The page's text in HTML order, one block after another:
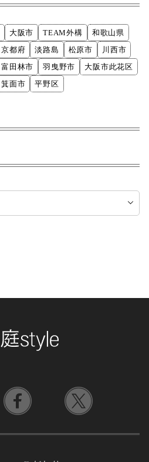
大阪市 TEAM外構
和歌山県
京都府 淡路島 松原市
川西市
富田林市 羽曳野市
大阪市此花区
箕面市 平野区